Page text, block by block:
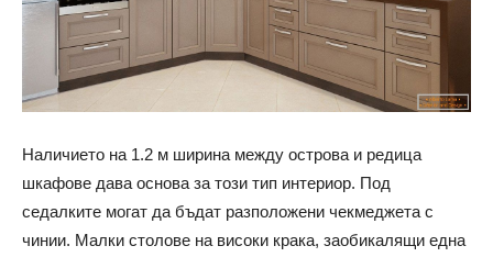
Наличието на 1.2 м ширина между острова и редица
шкафове дава основа за този тип интериор. Под
седалките могат да бъдат разположени чекмеджета с
чинии. Малки столове на високи крака, заобикалящи една